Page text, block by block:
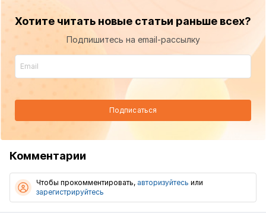
Хотите читать новые статьи раньше всех?
Подпишитесь на email-рассылку
Подписаться
Комментарии
Чтобы прокомментировать, авторизуйтесь или
зарегистрируйтесь